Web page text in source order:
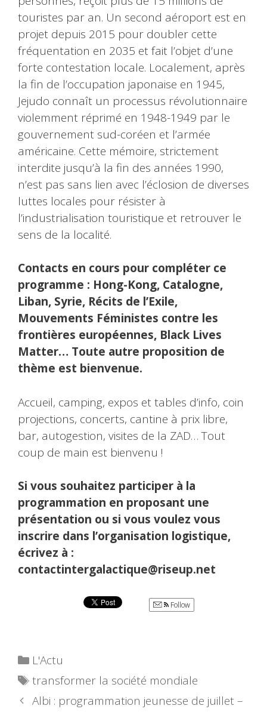
touristes par an. Un second aéroport est en
projet depuis 2015 pour doubler cette
fréquentation en 2035 et fait l’objet d’une
forte contestation locale. Localement, après
la fin de l’occupation japonaise en 1945,
Jejudo connaît un processus révolutionnaire
violemment réprimé en 1948-1949 par le
gouvernement sud-coréen et l’armée
américaine. Cette mémoire, strictement
interdite jusqu’à la fin des années 1990,
n’est pas sans lien avec l’éclosion de diverses
luttes locales pour résister à
l’industrialisation touristique et retrouver le
sens de la localité.
Contacts en cours pour compléter ce
programme : Hong-Kong, Catalogne,
Liban, Syrie, Récits de l’Exile,
Mouvements Féministes contre les
frontières européennes, Black Lives
Matter… Toute autre proposition de
thème est bienvenue.
Accueil, camping, expos et tables d’info, coin
projections, concerts, cantine à prix libre,
bar, autogestion, visites de la ZAD… Tout
coup de main est bienvenu !
Si vous souhaitez participer à la
programmation en proposant une
présentation ou si vous voulez vous
inscrire dans l’organisation logistique,
écrivez à :
contactintergalactique@riseup.net
Follow
Catégories
L'Actu
Étiquettes
transformer la société mondiale
Albi : programmation jeunesse de juillet –